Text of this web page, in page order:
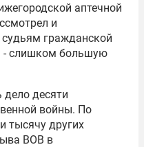
аптечной
и
гражданской
- слишком большую
десяти
войны. По
тысячу других
ВОВ в